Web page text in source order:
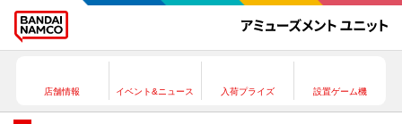
店舗情報 イベント&ニュース 入荷プライズ 設置ゲーム機